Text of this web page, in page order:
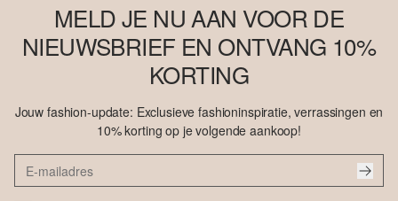
MELD JE NU AAN VOOR DE
NIEUWSBRIEF EN ONTVANG 10%
KORTING
Jouw fashion-update: Exclusieve fashioninspiratie, verrassingen en
10% korting op je volgende aankoop!